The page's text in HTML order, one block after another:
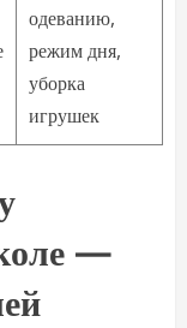
одеванию,
режим дня,
уборка
игрушек
—